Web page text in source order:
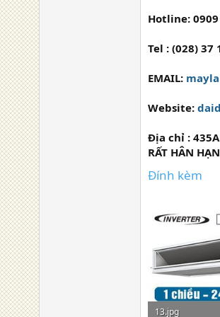
Hotline: 0909
Tel : (028) 37
EMAIL:
Website:
Địa chỉ :
RẤT HÂN
Đính kèm
13.jpg